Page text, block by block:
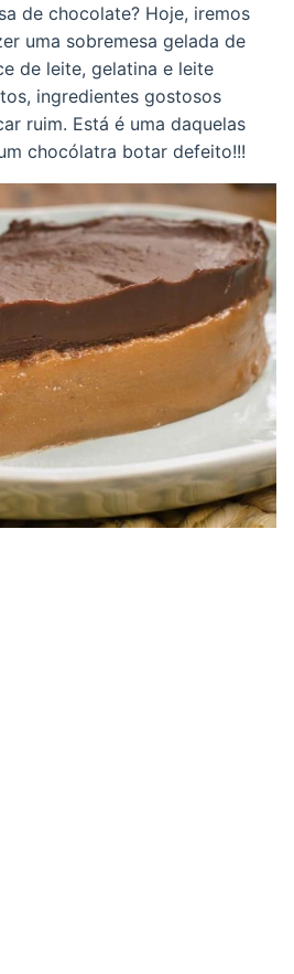
de chocolate? Hoje, iremos
uma sobremesa gelada de
de leite, gelatina e leite
ingredientes gostosos
ruim. Está é uma daquelas
chocólatra botar defeito!!!